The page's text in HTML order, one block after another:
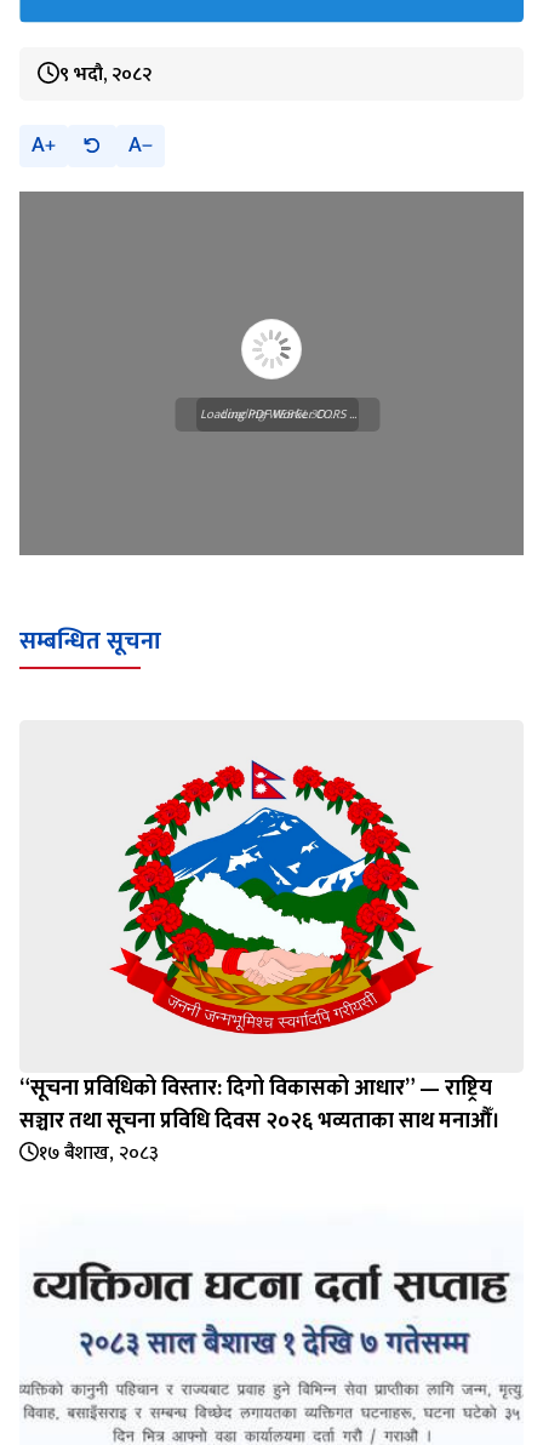
९ भदौ, २०८२
A A
Loading WEBGL 3D ...
Loading PDF Worker CORS ...
सम्बन्धित सूचना
“सूचना प्रविधिको विस्तार: दिगो विकासको आधार” — राष्ट्रिय
सञ्चार तथा सूचना प्रविधि दिवस २०२६ भव्यताका साथ मनाऔँ।
१७ बैशाख, २०८३